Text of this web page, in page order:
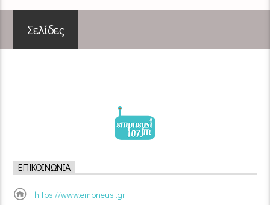
Σελίδες
ΕΠΙΚΟΙΝΩΝΊΑ
https://www.empneusi.gr